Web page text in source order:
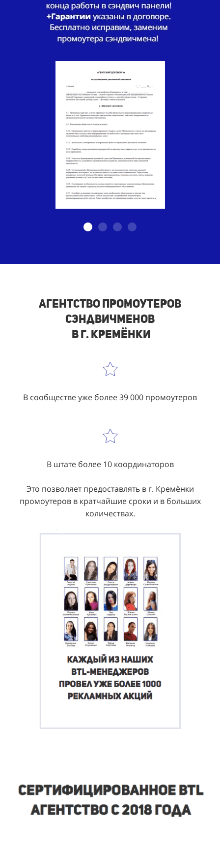
Агентство промоутеров
сэндвичменов
в г. Кремёнки
В сообществе уже более 39 000 промоутеров
В штате более 10 координаторов
Это позволяет предоставлять в г. Кремёнки
промоутеров в кратчайшие сроки и в больших
количествах.